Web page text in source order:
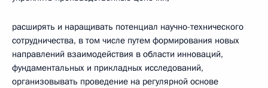
расширять и наращивать потенциал научно-технического
сотрудничества, в том числе путем формирования новых
направлений взаимодействия в области инноваций,
фундаментальных и прикладных исследований,
организовывать проведение на регулярной основе